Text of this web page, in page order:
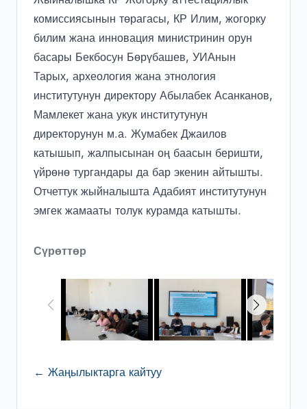
комиссиясынын төрагасы, КР Илим, жогорку
билим жана инновация министринин орун
басары Бекбосун Бөрүбашев, УИАнын
Тарых, археология жана этнология
институтунун директору Абылабек Асанканов,
Мамлекет жана укук институтунун
директорунун м.а. Жумабек Джаилов
катышып, жалпысынан оң баасын беришти,
үйрөнө тургандары да бар экенин айтышты.
Отчеттук жыйналышта Адабият институтунун
эмгек жамааты толук курамда катышты.
Сүрөттөр
← Жаңылыктарга кайтуу